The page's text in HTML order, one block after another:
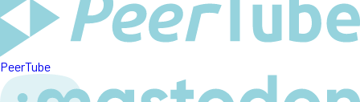
PeerTube